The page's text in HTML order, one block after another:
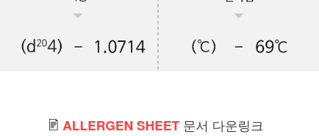
ALLERGEN SHEET 문서 다운링크